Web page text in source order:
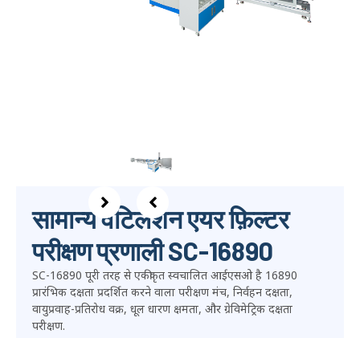
सामान्य वेंटिलेशन एयर फ़िल्टर
परीक्षण प्रणाली SC-16890
SC-16890 पूरी तरह से एकीकृत स्वचालित आईएसओ है 16890
प्रारंभिक दक्षता प्रदर्शित करने वाला परीक्षण मंच, निर्वहन दक्षता,
वायुप्रवाह-प्रतिरोध वक्र, धूल धारण क्षमता, और ग्रेविमेट्रिक दक्षता
परीक्षण.